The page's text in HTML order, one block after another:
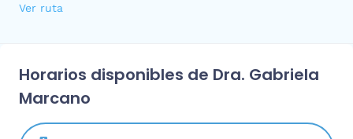
Ver ruta
Horarios disponibles de Dra. Gabriela
Marcano